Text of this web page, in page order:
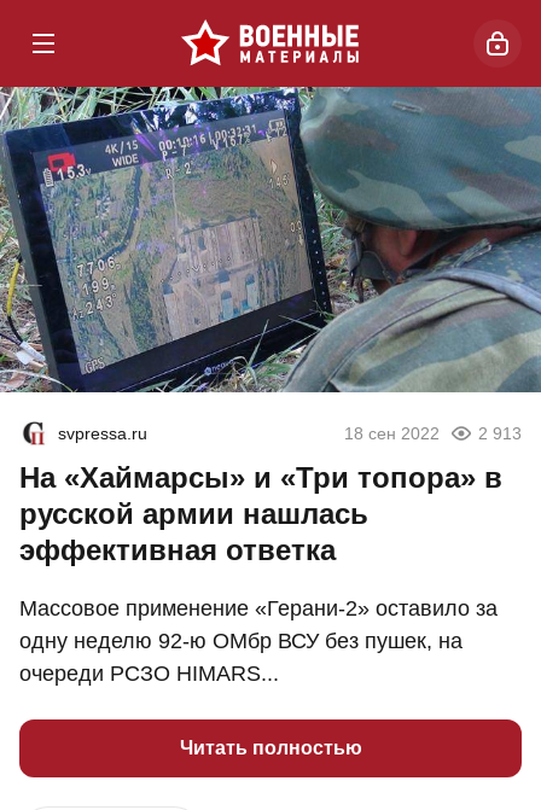
svpressa.ru 18 сен 2022 2 913
На «Хаймарсы» и «Три топора» в
русской армии нашлась
эффективная ответка
Массовое применение «Герани-2» оставило за
одну неделю 92-ю ОМбр ВСУ без пушек, на
очереди РСЗО HIMARS...
Читать полностью